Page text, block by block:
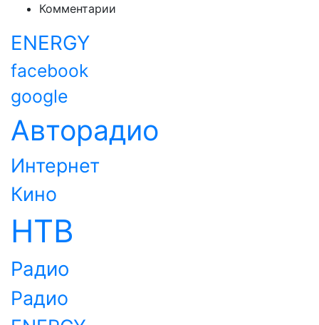
Комментарии
ENERGY
facebook
google
Авторадио
Интернет
Кино
НТВ
Радио
Радио